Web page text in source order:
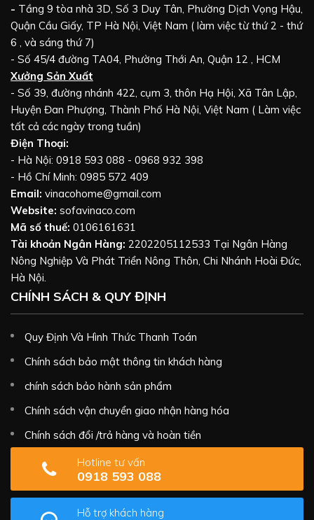
- Tầng 9 tòa nhà 3D, Số 3 Duy Tân, Phường Dịch Vọng Hậu,
Quận Cầu Giấy, TP Hà Nội, Việt Nam ( làm việc từ thứ 2 - thứ
6 , và sáng thứ 7)
- Số 45/4 đường TA04, Phường Thới An, Quận 12 , HCM
Xưởng Sản Xuất
- Số 39, đường nhánh 422, cụm 3, thôn Hạ Hội, Xã Tân Lập,
Huyện Đan Phượng, Thành Phố Hà Nội, Việt Nam ( Làm việc
tất cả các ngày trong tuần)
Điện Thoại:
- Hà Nội: 0918 593 088 - 0968 932 398
- Hồ Chí Minh: 0985 572 409
Email: vinacohome@gmail.com
Website: sofavinaco.com
Mã số thuế: 0106161631
Tài khoản Ngân Hàng: 2202205112533 Tại Ngân Hàng
Nông Nghiệp Và Phát Triển Nông Thôn, Chi Nhánh Hoài Đức,
Hà Nội.
CHÍNH SÁCH & QUY ĐỊNH
Quy Định Và Hình Thức Thanh Toán
Chính sách bảo mật thông tin khách hàng
chính sách bảo hành sản phẩm
Chính sách vận chuyển giao nhận hàng hóa
Chính sách đổi /trả hàng và hoàn tiền
Hotline tư vấn
0918 593 088
Hỗ trợ khách hàng